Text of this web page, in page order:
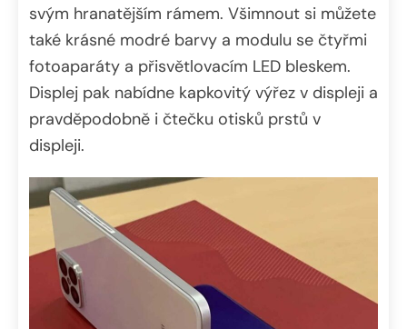
svým hranatějším rámem. Všimnout si můžete
také krásné modré barvy a modulu se čtyřmi
fotoaparáty a přisvětlovacím LED bleskem.
Displej pak nabídne kapkovitý výřez v displeji a
pravděpodobně i čtečku otisků prstů v
displeji.